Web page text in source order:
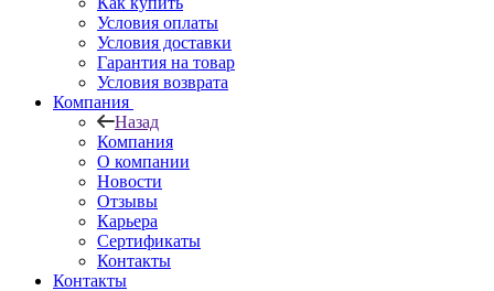
Условия оплаты
Условия доставки
Гарантия на товар
Условия возврата
Компания
Назад
Компания
О компании
Новости
Отзывы
Карьера
Сертификаты
Контакты
Контакты